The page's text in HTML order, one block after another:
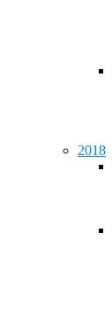
2018